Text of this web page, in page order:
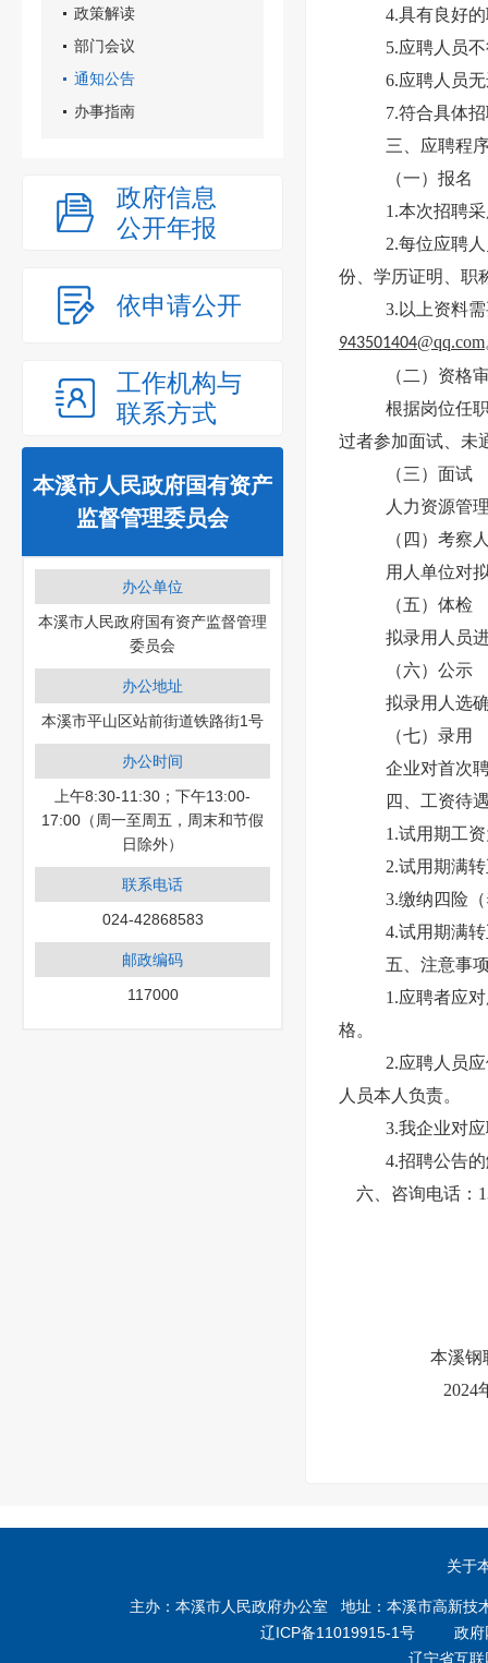
政策解读
部门会议
通知公告
办事指南
政府信息
公开年报
依申请公开
工作机构与
联系方式
本溪市人民政府国有资产
监督管理委员会
办公单位
本溪市人民政府国有资产监督管理
委员会
办公地址
本溪市平山区站前街道铁路街1号
办公时间
上午8:30-11:30；下午13:00-
17:00（周一至周五，周末和节假
日除外）
联系电话
024-42868583
邮政编码
117000
4.具有良好
5.应聘人员
6.应聘人员
7.符合具体
三、应聘程
（一）报名
1.本次招聘
2.每位应聘
份、学历证明、职
3.以上资料
943501404@qq.com
（二）资格
根据岗位任
过者参加面试、未
（三）面试
人力资源管
（四）考察
用人单位对
（五）体检
拟录用人员
（六）公示
拟录用人选
（七）录用
企业对首次
四、工资待
1.试用期工
2.试用期满
3.缴纳四险
4.试用期满
五、注意事
1.应聘者应
格。
2.应聘人员
人员本人负责。
3.我企业对
4.招聘公告
六、咨询电话 ：
本溪钢联建
2024
关于
主办：本溪市人民政府办公室 地址：本溪市高新
辽ICP备11019915-1号 政府
辽宁省互